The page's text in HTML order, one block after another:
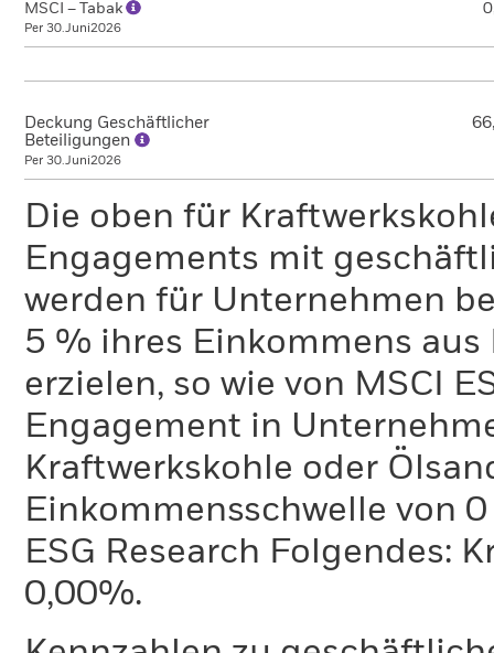
MSCI – Tabak
Per 30.Juni2026
Deckung Geschäftlicher
Beteiligungen
Per 30.Juni2026
Die oben für
Engagements mit
werden für Unternehmen
5 % ihres Einkommens
erzielen, so wie von MSCI
Engagement in
Kraftwerkskohle oder
Einkommensschwelle von
ESG Research Folgendes:
0,00%.